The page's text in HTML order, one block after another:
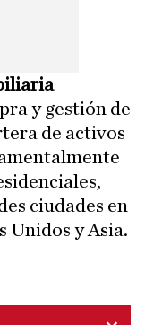
y gestión de
de activos
ciudades en
Unidos y Asia.